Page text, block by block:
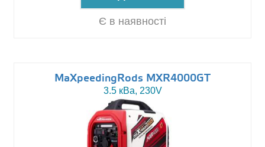
Є в наявності
MaXpeedingRods MXR4000GT
3.5 кВа, 230V